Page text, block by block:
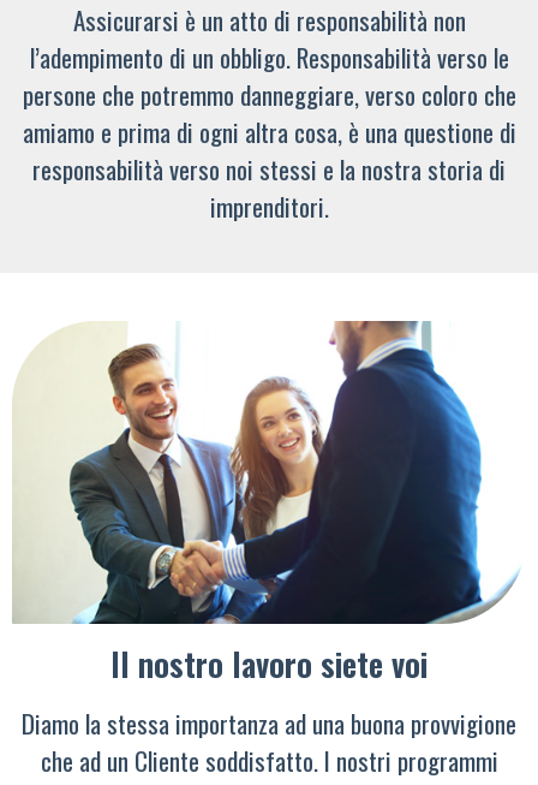
Assicurarsi è un atto di responsabilità non
l’adempimento di un obbligo. Responsabilità verso le
persone che potremmo danneggiare, verso coloro che
amiamo e prima di ogni altra cosa, è una questione di
responsabilità verso noi stessi e la nostra storia di
imprenditori.
Il nostro lavoro siete voi
Diamo la stessa importanza ad una buona provvigione
che ad un Cliente soddisfatto. I nostri programmi